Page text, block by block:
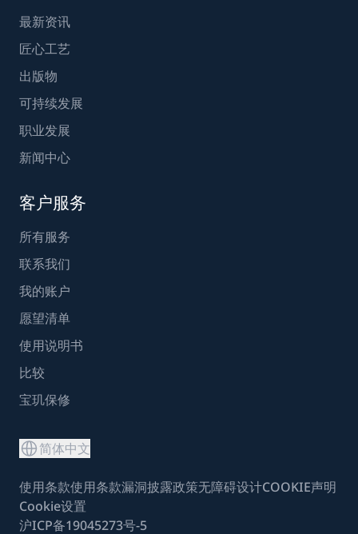
最新资讯
匠心工艺
出版物
可持续发展
职业发展
新闻中心
客户服务
所有服务
联系我们
我的账户
愿望清单
使用说明书
比较
宝玑保修
简体中文
使用条款使用条款漏洞披露政策无障碍设计COOKIE声明
Cookie设置
沪ICP备19045273号-5